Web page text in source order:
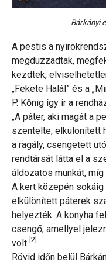
Bárkányi
A pestis a
megduzzadtak,
kezdtek,
„Fekete Halál” és a
P. Kőnig így ír a
„A páter, aki magát a
szentelte, elkülönített
a ragály, csengetett
rendtársát látta el a
áldozatos munkát,
A kert közepén
elkülönített páterek
helyezték. A konyha
csengő, amellyel
volt. [2]
Rövid időn belül